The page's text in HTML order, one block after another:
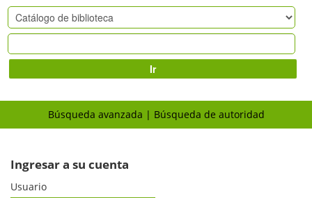
Ir
Búsqueda avanzada Búsqueda de autoridad
Ingresar a su cuenta
Usuario